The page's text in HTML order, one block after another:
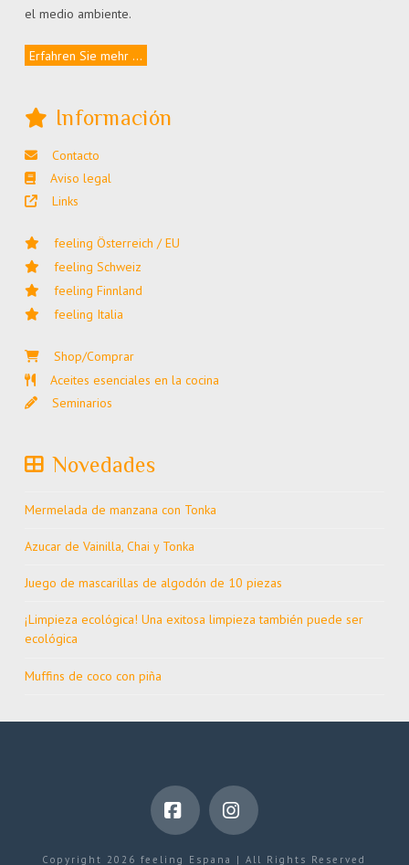
el medio ambiente.
Erfahren Sie mehr ...
Información
Contacto
Aviso legal
Links
feeling Österreich / EU
feeling Schweiz
feeling Finnland
feeling Italia
Shop/Comprar
Aceites esenciales en la cocina
Seminarios
Novedades
Mermelada de manzana con Tonka
Azucar de Vainilla, Chai y Tonka
Juego de mascarillas de algodón de 10 piezas
¡Limpieza ecológica! Una exitosa limpieza también puede ser
ecológica
Muffins de coco con piña
FacebookInstagram
Copyright 2026 feeling Espana | All Rights Reserved